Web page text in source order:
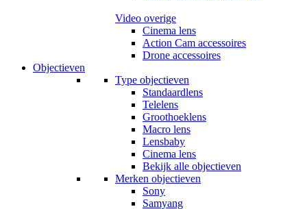
Video overige
Cinema lens
Action Cam accessoires
Drone accessoires
Objectieven
Type objectieven
Standaardlens
Telelens
Groothoeklens
Macro lens
Lensbaby
Cinema lens
Bekijk alle objectieven
Merken objectieven
Sony
Samyang